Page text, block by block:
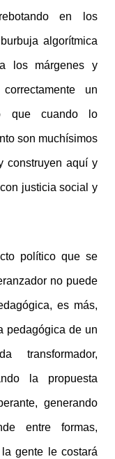
en los
algorítmica
los márgenes y
un
que cuando lo
son muchísimos
construyen aquí y
justicia social y
político que se
no puede
es más,
pedagógica de un
transformador,
la propuesta
generando
entre formas,
gente le costará